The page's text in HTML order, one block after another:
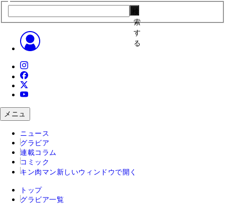
索
す
る
メニュ
ニュース
グラビア
連載コラム
コミック
キン肉マン 新しいウィンドウで開く
トップ
グラビア一覧